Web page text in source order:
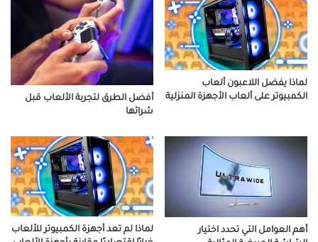
لماذا يفضل اللاعبون ألعاب
الكمبيوتر على ألعاب الأجهزة المنزلية
أفضل الطرق لتجربة الألعاب قبل
شرائها
أهم العوامل التي تحدد اختيار
لماذا لم تعد أجهزة الكمبيوتر للألعاب